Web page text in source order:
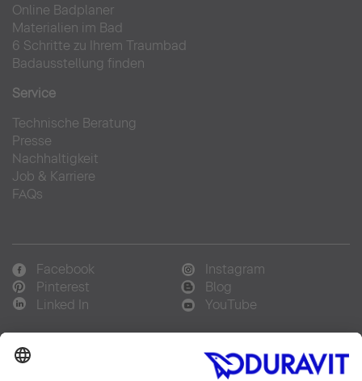
Online Badplaner
Materialien im Bad
6 Schritte zu Ihrem Traumbad
Badausstellung finden
Service
Technische Beratung
Presse
Nachhaltigkeit
Job & Karriere
FAQs
Facebook
Instagram
Pinterest
Blog
Linked In
YouTube
Sprachauswahl: